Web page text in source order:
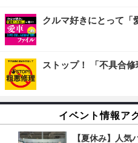
クルマ好きにとって「
ストップ！ 「不具合
イベント情報ア
【夏休み】人気